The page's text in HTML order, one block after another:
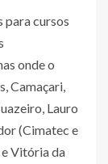
para cursos
onde o
Camaçari,
Lauro
(Cimatec e
e Vitória da